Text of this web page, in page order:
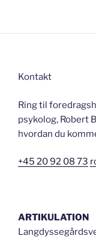
Kontakt
Ring til
psykolog, Robert
hvordan du
+45 20 92 08 73
ARTIKULATION